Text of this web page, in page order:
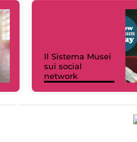
Il Sistema Musei
sui social
network